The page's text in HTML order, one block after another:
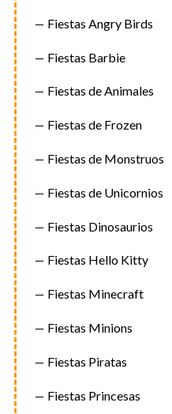
Fiestas Angry Birds
Fiestas Barbie
Fiestas de Animales
Fiestas de Frozen
Fiestas de Monstruos
Fiestas de Unicornios
Fiestas Dinosaurios
Fiestas Hello Kitty
Fiestas Minecraft
Fiestas Minions
Fiestas Piratas
Fiestas Princesas